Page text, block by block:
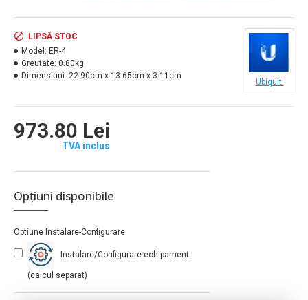
973.80 Lei
TVA inclus
LIPSĂ STOC
Model: ER-4
Greutate: 0.80kg
Dimensiuni: 22.90cm x 13.65cm x 3.11cm
Ubiquiti
Opțiuni disponibile
Optiune Instalare-Configurare
Instalare/Configurare echipament
(calcul separat)